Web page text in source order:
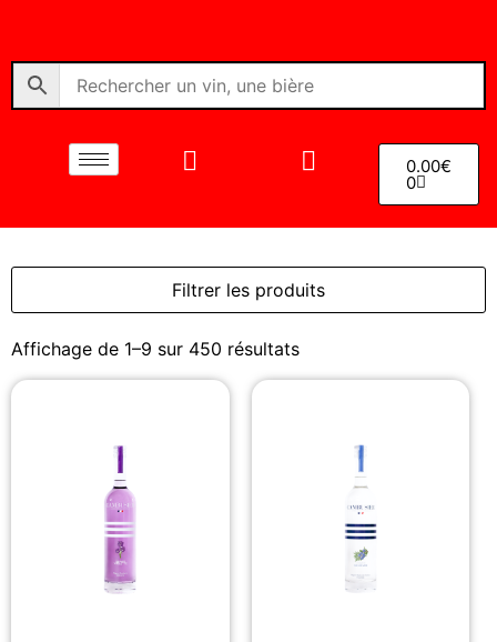
0.00€
0
Filtrer les produits
Affichage de 1–9 sur 450 résultats